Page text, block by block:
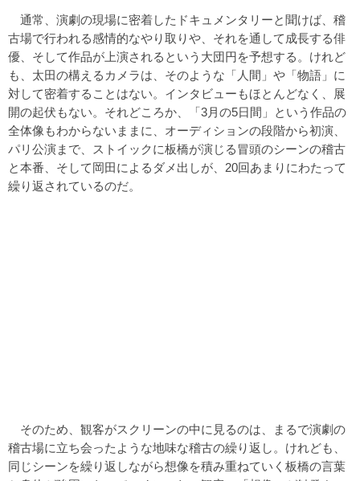
通常、演劇の現場に密着したドキュメンタリーと聞けば、稽
古場で行われる感情的なやり取りや、それを通して成長する俳
優、そして作品が上演されるという大団円を予想する。けれど
も、太田の構えるカメラは、そのような「人間」や「物語」に
対して密着することはない。インタビューもほとんどなく、展
開の起伏もない。それどころか、「3月の5日間」という作品の
全体像もわからないままに、オーディションの段階から初演、
パリ公演まで、ストイックに板橋が演じる冒頭のシーンの稽古
と本番、そして岡田によるダメ出しが、20回あまりにわたって
繰り返されているのだ。
そのため、観客がスクリーンの中に見るのは、まるで演劇の
稽古場に立ち会ったような地味な稽古の繰り返し。けれども、
同じシーンを繰り返しながら想像を積み重ねていく板橋の言葉